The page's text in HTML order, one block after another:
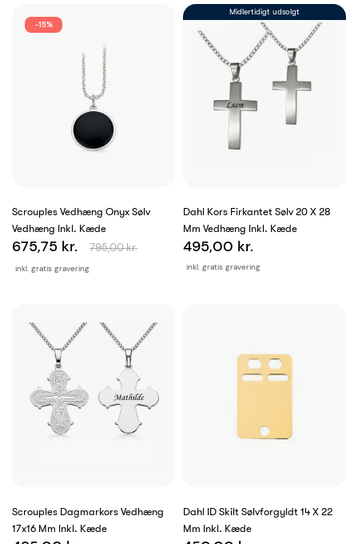
Scrouples Vedhæng Onyx Sølv
Vedhæng Inkl. Kæde
inkl. gratis gravering
675,75 kr. 795,00 kr.
-15%
Dahl Kors Firkantet Sølv 20 X 28
Mm Vedhæng Inkl. Kæde
inkl. gratis gravering
495,00 kr.
Midlertidigt udsolgt
Scrouples Dagmarkors Vedhæng
17x16 Mm Inkl. Kæde
Dahl ID Skilt Sølvforgyldt 14 X 22
Mm Inkl. Kæde